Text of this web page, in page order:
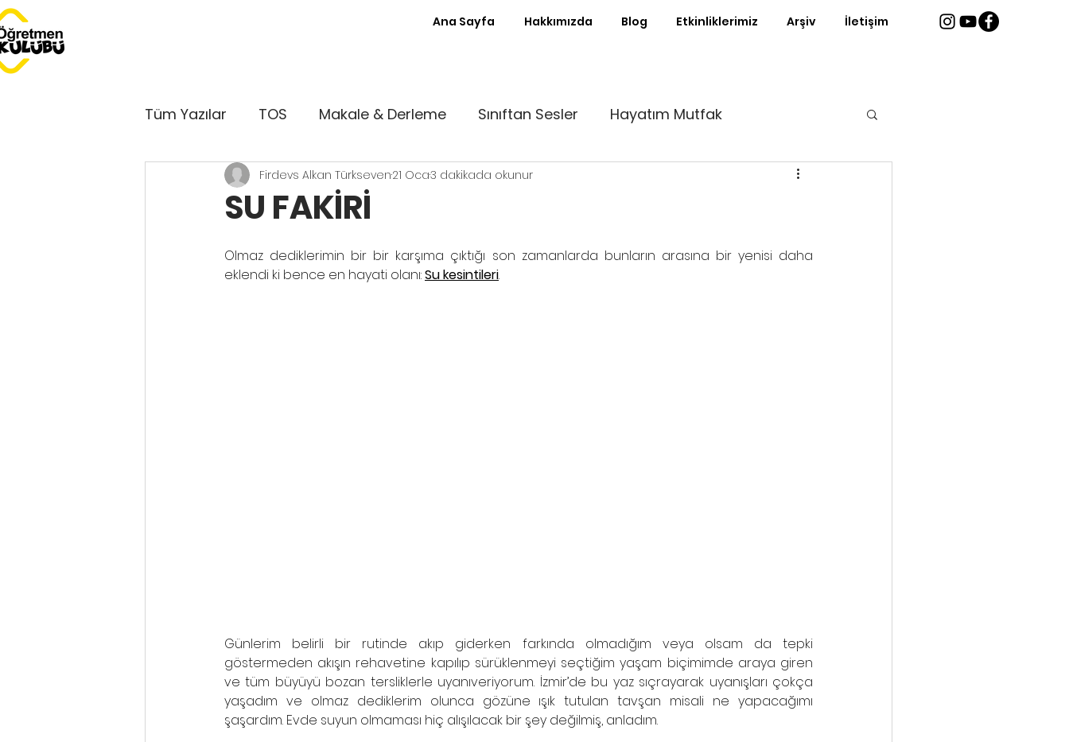
Ana Sayfa Hakkımızda Blog Etkinliklerimiz Arşiv İletişim
Tüm Yazılar TOS Makale & Derleme Sınıftan Sesler Hayatım Mutfak
Dersimiz Dünya Serbest Kürsü Ayın Röportajı
SU FAKİRİ
Firdevs Alkan Türkseven21 Oca3 dakikada okunur
Olmaz dediklerimin bir bir karşıma çıktığı son zamanlarda bunların arasına bir yenisi daha
eklendi ki bence en hayati olanı: Su kesintileri.
Günlerim belirli bir rutinde akıp giderken farkında olmadığım veya olsam da tepki
göstermeden akışın rehavetine kapılıp sürüklenmeyi seçtiğim yaşam biçimimde araya giren
ve tüm büyüyü bozan tersliklerle uyanıveriyorum. İzmir’de bu yaz sıçrayarak uyanışları çokça
yaşadım ve olmaz dediklerim olunca gözüne ışık tutulan tavşan misali ne yapacağımı
şaşardım. Evde suyun olmaması hiç alışılacak bir şey değilmiş, anladım.